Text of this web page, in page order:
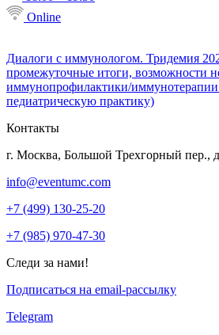
Online
Диалоги с иммунологом. Тридемия
промежуточные итоги, возможности
иммунопрофилактики/иммунотерапии
педиатрическую практику)
Контакты
г. Москва, Большой Трехгорный пер.,
info@eventumc.com
+7 (499) 130-25-20
+7 (985) 970-47-30
Следи за нами!
Подписаться на email-рассылку
Telegram